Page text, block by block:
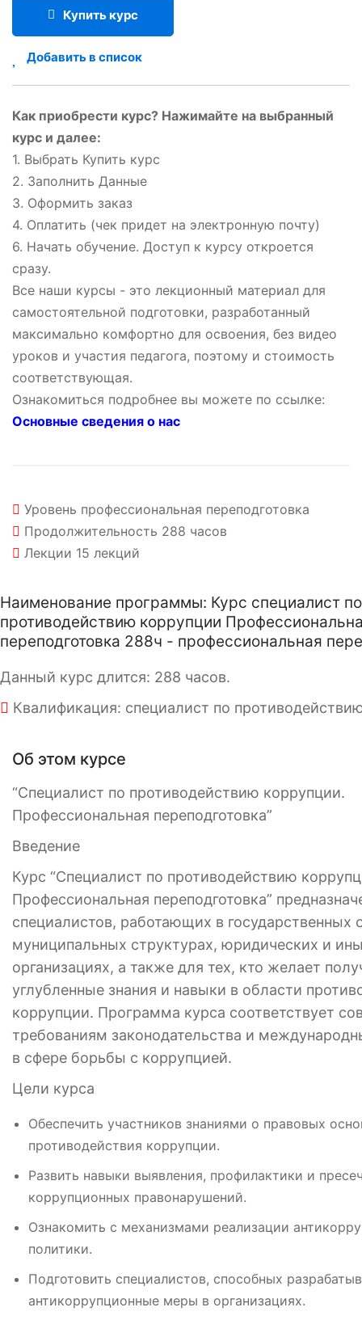
Купить курс
Добавить в список
Как приобрести курс? Нажимайте на выбранный
курс и далее:
1. Выбрать Купить курс
2. Заполнить Данные
3. Оформить заказ
4. Оплатить (чек придет на электронную почту)
6. Начать обучение. Доступ к курсу откроется
сразу.
Все наши курсы - это лекционный материал для
самостоятельной подготовки, разработанный
максимально комфортно для освоения, без видео
уроков и участия педагога, поэтому и стоимость
соответствующая.
Ознакомиться подробнее вы можете по ссылке:
Основные сведения о нас
Уровень профессиональная переподготовка
Продолжительность 288 часов
Лекции 15 лекций
Наименование программы: Курс специалист по
противодействию коррупции
переподготовка 288ч - профессиональная
Данный курс длится: 288 часов.
Квалификация: специалист по
Об этом курсе
“Специалист по противодействию коррупции.
Профессиональная переподготовка”
Введение
Курс “Специалист по противодействию
Профессиональная переподготовка”
специалистов, работающих в государственных
муниципальных структурах, юридических и
организациях, а также для тех, кто желает
углубленные знания и навыки в области
коррупции. Программа курса соответствует
требованиям законодательства и
в сфере борьбы с коррупцией.
Цели курса
Обеспечить участников знаниями о правовых
противодействия коррупции.
Развить навыки выявления, профилактики и
коррупционных правонарушений.
Ознакомить с механизмами реализации
политики.
Подготовить специалистов, способных
антикоррупционные меры в организациях.